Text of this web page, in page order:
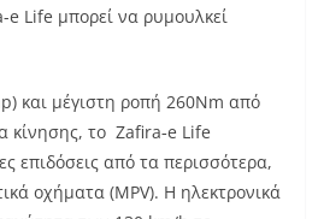
e Life μπορεί να ρυμουλκεί
και μέγιστη ροπή 260Nm από
κίνησης, το Zafira‑e Life
επιδόσεις από τα περισσότερα,
οχήματα (MPV). Η ηλεκτρονικά